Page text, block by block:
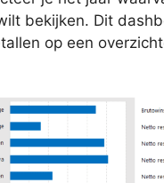
bekijken. Dit
op een